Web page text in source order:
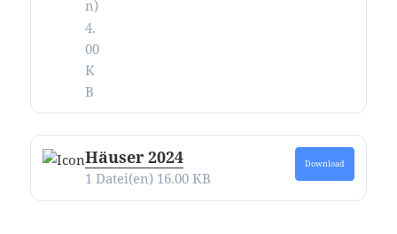
n)
4.
00
K
B
Häuser 2024
1 Datei(en) 16.00 KB
Download